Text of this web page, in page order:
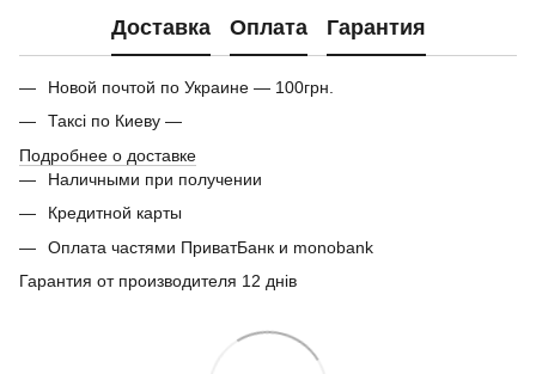
Доставка Оплата Гарантия
Новой почтой по Украине — 100грн.
Таксі по Киеву —
Подробнее о доставке
Наличными при получении
Кредитной карты
Оплата частями ПриватБанк и monobank
Гарантия от производителя 12 днів